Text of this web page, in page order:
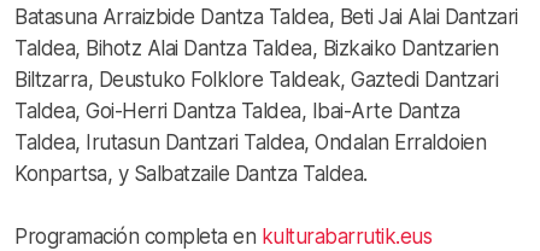
Batasuna Arraizbide Dantza Taldea, Beti Jai Alai Dantzari
Taldea, Bihotz Alai Dantza Taldea, Bizkaiko Dantzarien
Biltzarra, Deustuko Folklore Taldeak, Gaztedi Dantzari
Taldea, Goi-Herri Dantza Taldea, Ibai-Arte Dantza
Taldea, Irutasun Dantzari Taldea, Ondalan Erraldoien
Konpartsa, y Salbatzaile Dantza Taldea.
Programación completa en kulturabarrutik.eus